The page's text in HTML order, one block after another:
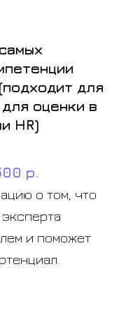
для
оценки в
HR)
р.
о том, что
и поможет